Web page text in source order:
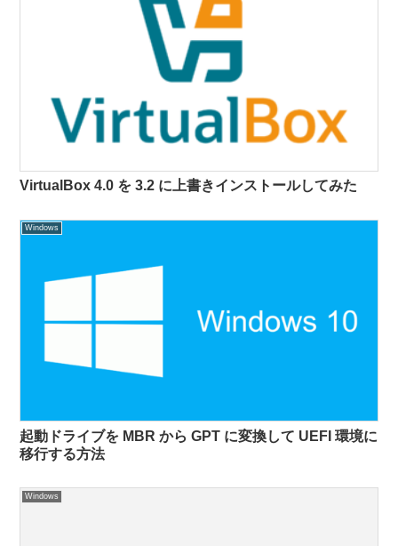
VirtualBox 4.0 を 3.2 に上書きインストールしてみた
Windows
起動ドライブを MBR から GPT に変換して UEFI 環境に
移行する方法
Windows